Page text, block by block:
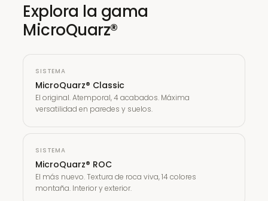
Explora la gama
MicroQuarz®
SISTEMA
MicroQuarz® Classic
El original. Atemporal, 4 acabados. Máxima
versatilidad en paredes y suelos.
SISTEMA
MicroQuarz® ROC
El más nuevo. Textura de roca viva, 14 colores
montaña. Interior y exterior.